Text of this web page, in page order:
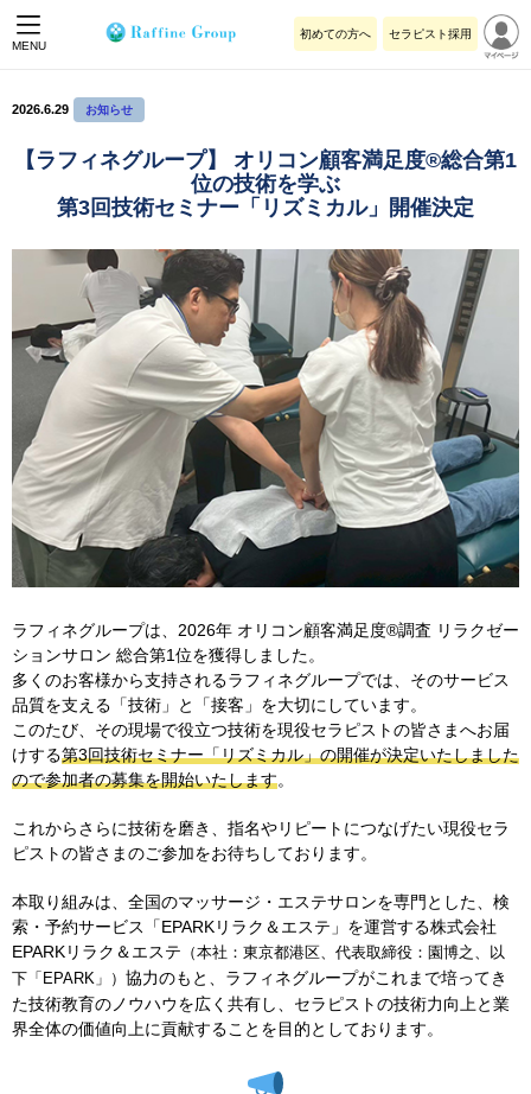
MENU
初めての方へ セラピスト採用
2026.6.29 お知らせ
【ラフィネグループ】 オリコン顧客満足度®総合第1
位の技術を学ぶ
第3回技術セミナー「リズミカル」開催決定
ラフィネグループは、2026年 オリコン顧客満足度®調査 リラクゼー
ションサロン 総合第1位を獲得しました。
多くのお客様から支持されるラフィネグループでは、そのサービス
品質を支える「技術」と「接客」を大切にしています。
このたび、その現場で役立つ技術を現役セラピストの皆さまへお届
けする第3回技術セミナー「リズミカル」の開催が決定いたしました
ので参加者の募集を開始いたします。
これからさらに技術を磨き、指名やリピートにつなげたい現役セラ
ピストの皆さまのご参加をお待ちしております。
本取り組みは、全国のマッサージ・エステサロンを専門とした、 検
索・予約サービス「EPARKリラク＆エステ」を運営する株式会社
EPARKリラク＆エステ （本社：東京都港区、代表取締役：園博之、以
下「EPARK」） 協力のもと、 ラフィネグループがこれまで培ってき
た技術教育のノウハウを広く共有し、 セラピストの技術力向上と業
界全体の価値向上に貢献することを目的としております。